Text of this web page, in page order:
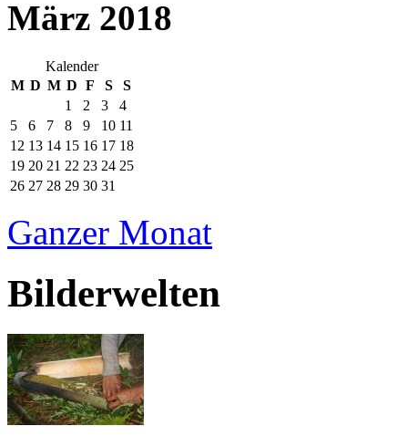
März 2018
Kalender
M D M D F S
S
1
2 3
4
5
6 7 8 9 10 11
12 13 14 15 16 17 18
19 20 21 22 23 24 25
26 27 28 29 30 31
Ganzer Monat
Bilderwelten